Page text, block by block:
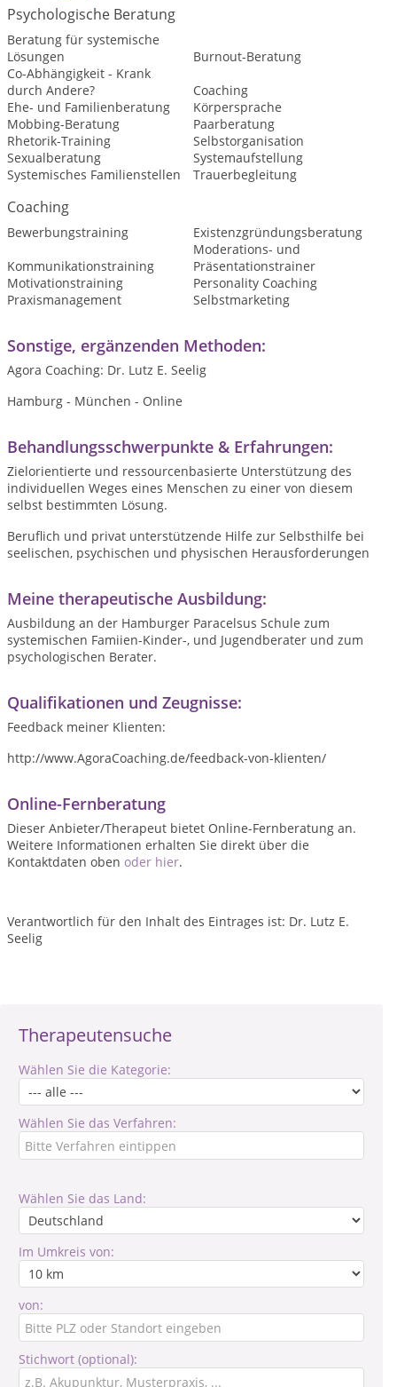
Therapeutensuche
Wählen Sie die Kategorie:
Wählen Sie das Verfahren:
Wählen Sie das Land:
Im Umkreis von:
von:
Stichwort (optional):
Psychologische Beratung
Beratung für systemische
Lösungen
Burnout-Beratung
Co-Abhängigkeit - Krank
durch Andere?
Coaching
Ehe- und Familienberatung
Körpersprache
Mobbing-Beratung
Paarberatung
Rhetorik-Training
Selbstorganisation
Sexualberatung
Systemaufstellung
Systemisches Familienstellen
Trauerbegleitung
Coaching
Bewerbungstraining
Existenzgründungsberatung
Kommunikationstraining
Moderations- und
Präsentationstrainer
Motivationstraining
Personality Coaching
Praxismanagement
Selbstmarketing
Sonstige, ergänzenden Methoden:
Agora Coaching: Dr. Lutz E. Seelig
Hamburg - München - Online
Behandlungsschwerpunkte & Erfahrungen:
Zielorientierte und ressourcenbasierte Unterstützung des
individuellen Weges eines Menschen zu einer von diesem
selbst bestimmten Lösung.
Beruflich und privat unterstützende Hilfe zur Selbsthilfe bei
seelischen, psychischen und physischen Herausforderungen
Meine therapeutische Ausbildung:
Ausbildung an der Hamburger Paracelsus Schule zum
systemischen Famiien-Kinder-, und Jugendberater und zum
psychologischen Berater.
Qualifikationen und Zeugnisse:
Feedback meiner Klienten:
http://www.AgoraCoaching.de/feedback-von-klienten/
Online-Fernberatung
Dieser Anbieter/Therapeut bietet Online-Fernberatung an.
Weitere Informationen erhalten Sie direkt über die
Kontaktdaten oben oder hier.
Verantwortlich für den Inhalt des Eintrages ist: Dr. Lutz E.
Seelig